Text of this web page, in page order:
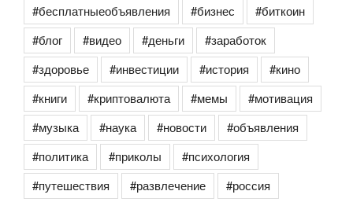
#бесплатныеобъявления
#бизнес
#биткоин
#блог
#видео #деньги
#заработок
#здоровье
#инвестиции #история
#кино
#книги
#криптовалюта #мемы
#мотивация
#музыка
#наука #новости
#объявления
#политика
#приколы
#психология
#путешествия
#развлечение
#россия